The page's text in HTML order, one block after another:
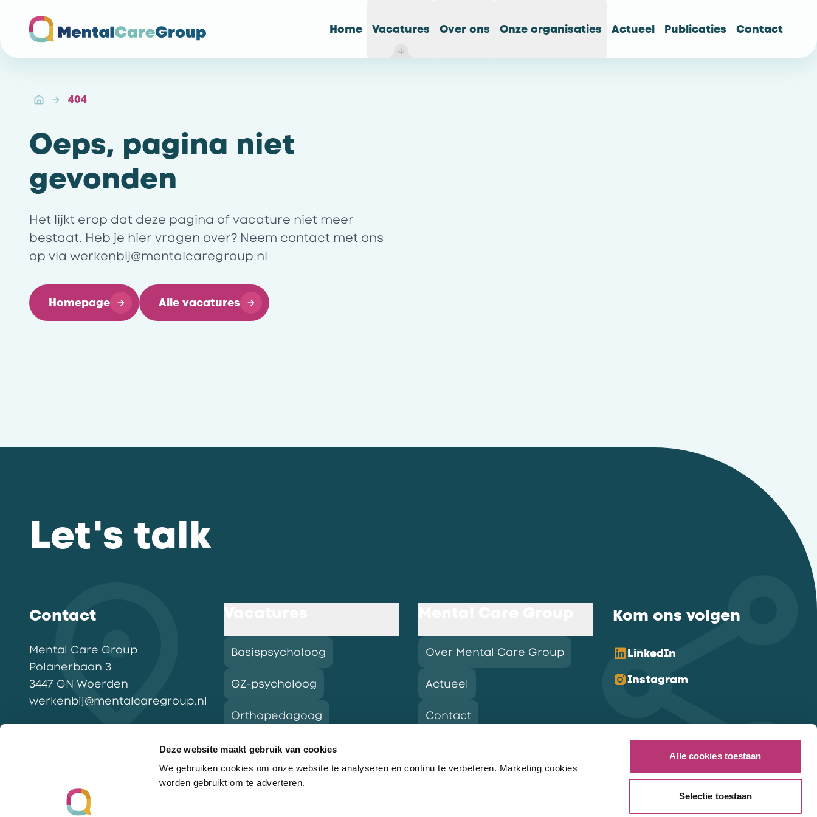
Deze website maakt gebruik van cookies
We gebruiken cookies om onze website te analyseren en continu te verbeteren. Marketing cookies
worden gebruikt om te adverteren.
Alle cookies toestaan
Selectie toestaan
Home Vacatures Over ons Onze organisaties Actueel Publicaties Contact
404
Oeps, pagina niet
gevonden
Het lijkt erop dat deze pagina of vacature niet meer
bestaat. Heb je hier vragen over? Neem contact met ons
op via werkenbij@mentalcaregroup.nl
Homepage Alle vacatures
Let's talk
Contact
Mental Care Group
Polanerbaan 3
3447 GN Woerden
werkenbij@mentalcaregroup.nl
Basispsycholoog
GZ-psycholoog
Orthopedagoog
Over Mental Care Group
Actueel
Contact
Kom ons volgen
LinkedIn
Instagram
Ga naar de homepagina
Vacatures